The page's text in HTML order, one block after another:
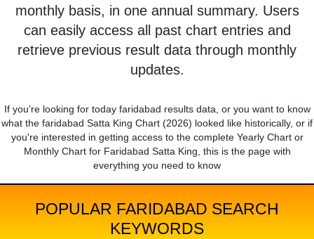
monthly basis, in one annual summary. Users
can easily access all past chart entries and
retrieve previous result data through monthly
updates.
If you're looking for today faridabad results data, or you want to know
what the faridabad Satta King Chart (2026) looked like historically, or if
you're interested in getting access to the complete Yearly Chart or
Monthly Chart for Faridabad Satta King, this is the page with
everything you need to know
POPULAR FARIDABAD SEARCH
KEYWORDS